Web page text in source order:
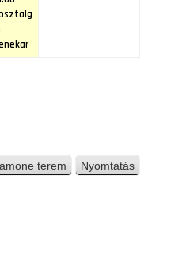
terem Nyomtatás